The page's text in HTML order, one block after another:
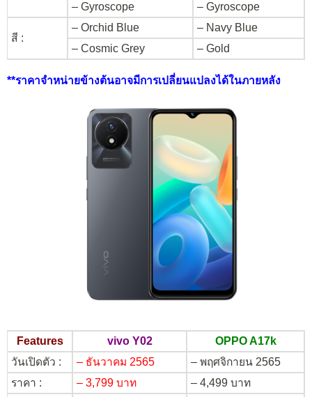
– Gyroscope
– Gyroscope
สี :
– Orchid Blue
– Navy Blue
– Cosmic Grey
– Gold
**ราคาจำหน่ายข้างต้นอาจมีการเปลี่ยนแปลงได้ในภายหลัง
Features vivo Y02
OPPO A17k
วันเปิดตัว :
– ธันวาคม 2565
– พฤศจิกายน 2565
ราคา :
– 3,799 บาท – 4,499 บาท